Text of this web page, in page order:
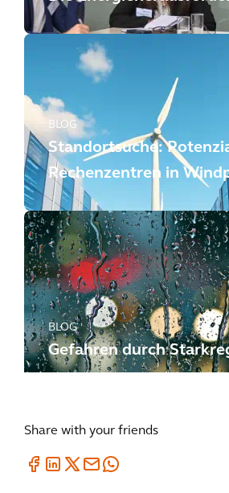
BLOG
Standortsuche:
Rechenzentren in
BLOG
Gefahren durch
Share with your friends